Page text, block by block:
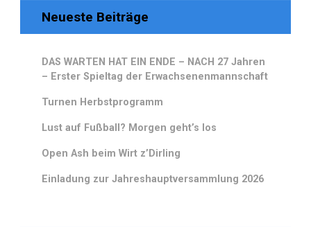
Neueste Beiträge
DAS WARTEN HAT EIN ENDE – NACH 27 Jahren
– Erster Spieltag der Erwachsenenmannschaft
Turnen Herbstprogramm
Lust auf Fußball? Morgen geht’s los
Open Ash beim Wirt z’Dirling
Einladung zur Jahreshauptversammlung 2026